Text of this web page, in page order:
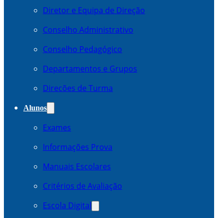
Diretor e Equipa de Direção
Conselho Administrativo
Conselho Pedagógico
Departamentos e Grupos
Direcões de Turma
Alunos
Exames
Informações Prova
Manuais Escolares
Critérios de Avaliação
Escola Digital